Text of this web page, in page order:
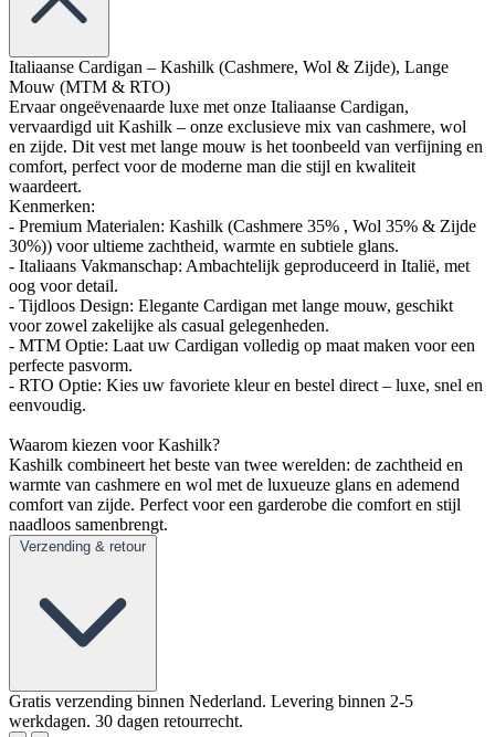
Italiaanse Cardigan – Kashilk (Cashmere, Wol & Zijde), Lange
Mouw (MTM & RTO)
Ervaar ongeëvenaarde luxe met onze Italiaanse Cardigan,
vervaardigd uit Kashilk – onze exclusieve mix van cashmere, wol
en zijde. Dit vest met lange mouw is het toonbeeld van verfijning en
comfort, perfect voor de moderne man die stijl en kwaliteit
waardeert.
Kenmerken:
- Premium Materialen: Kashilk (Cashmere 35% , Wol 35% & Zijde
30%)) voor ultieme zachtheid, warmte en subtiele glans.
- Italiaans Vakmanschap: Ambachtelijk geproduceerd in Italië, met
oog voor detail.
- Tijdloos Design: Elegante Cardigan met lange mouw, geschikt
voor zowel zakelijke als casual gelegenheden.
- MTM Optie: Laat uw Cardigan volledig op maat maken voor een
perfecte pasvorm.
- RTO Optie: Kies uw favoriete kleur en bestel direct – luxe, snel en
eenvoudig.
Waarom kiezen voor Kashilk?
Kashilk combineert het beste van twee werelden: de zachtheid en
warmte van cashmere en wol met de luxueuze glans en ademend
comfort van zijde. Perfect voor een garderobe die comfort en stijl
naadloos samenbrengt.
Verzending & retour
Gratis verzending binnen Nederland. Levering binnen 2-5
werkdagen. 30 dagen retourrecht.